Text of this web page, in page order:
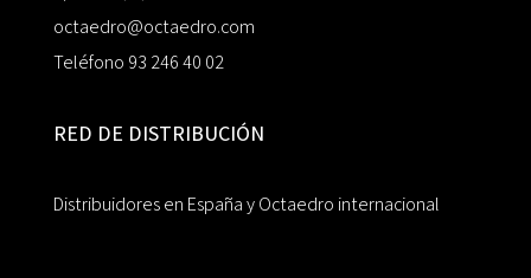
octaedro@octaedro.com
Teléfono 93 246 40 02
RED DE DISTRIBUCIÓN
Distribuidores en España y Octaedro internacional